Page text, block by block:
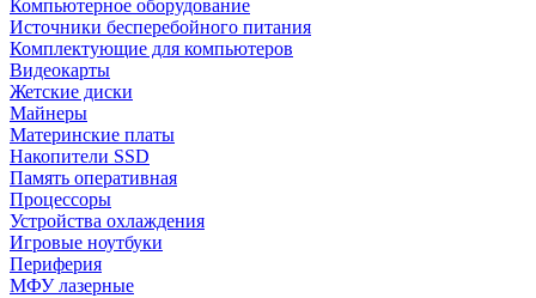
Компьютерное оборудование
Источники бесперебойного питания
Комплектующие для компьютеров
Видеокарты
Жетские диски
Майнеры
Материнские платы
Накопители SSD
Память оперативная
Процессоры
Устройства охлаждения
Игровые ноутбуки
Периферия
МФУ лазерные